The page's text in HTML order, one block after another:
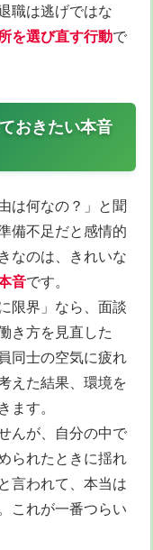
職は逃げではな
を選び直す行動で
おきたい本音
は何なの？」と聞
備不足だと感情的
なのは、きれいな
音です。
限界」なら、面談
き方を見直した
同士の空気に疲れ
えた結果、環境を
ます。
んが、自分の中で
られたときに揺れ
言われて、本当は
これが一番つらい